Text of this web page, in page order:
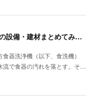
勝手に比較！住宅の設備・建材まとめてみました！～食器洗浄機編
器洗浄機（以下、食洗機）
流で食器の汚れを落とす。そ…